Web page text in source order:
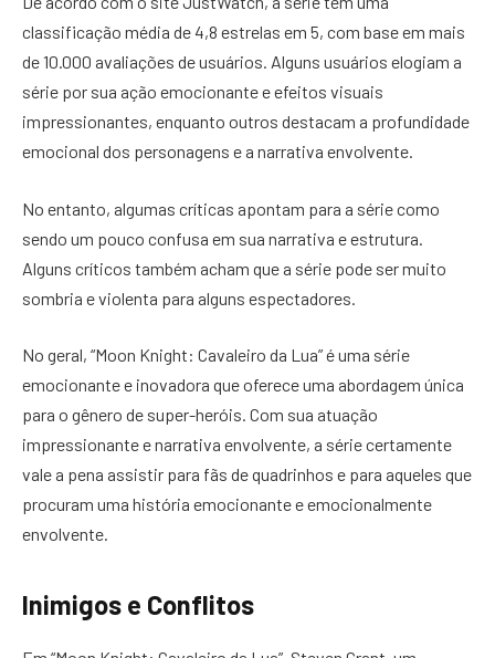
classificação média de 4,8 estrelas em 5, com base em mais
de 10.000 avaliações de usuários. Alguns usuários elogiam a
série por sua ação emocionante e efeitos visuais
impressionantes, enquanto outros destacam a profundidade
emocional dos personagens e a narrativa envolvente.
No entanto, algumas críticas apontam para a série como
sendo um pouco confusa em sua narrativa e estrutura.
Alguns críticos também acham que a série pode ser muito
sombria e violenta para alguns espectadores.
No geral, “Moon Knight: Cavaleiro da Lua” é uma série
emocionante e inovadora que oferece uma abordagem única
para o gênero de super-heróis. Com sua atuação
impressionante e narrativa envolvente, a série certamente
vale a pena assistir para fãs de quadrinhos e para aqueles que
procuram uma história emocionante e emocionalmente
envolvente.
Inimigos e Conflitos